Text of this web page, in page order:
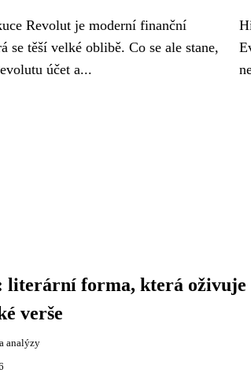
Revolut je moderní finanční
se těší velké oblibě. Co se ale stane,
účet a...
literární forma, která oživuje
verše
analýzy